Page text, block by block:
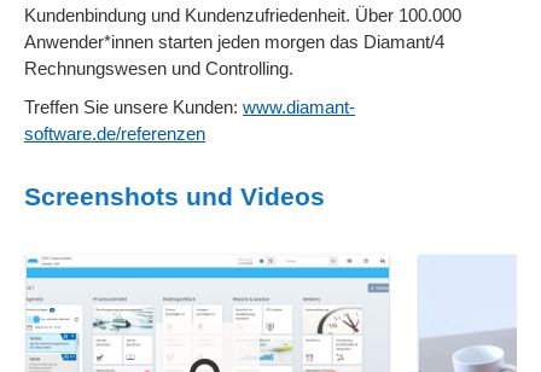
Kundenbindung und Kundenzufriedenheit. Über 100.000
Anwender*innen starten jeden morgen das Diamant/4
Rechnungswesen und Controlling.
Treffen Sie unsere Kunden: www.diamant-
software.de/referenzen
Screenshots und Videos